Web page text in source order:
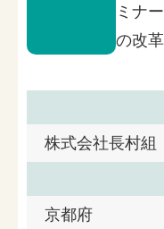
ミナ
の改
株式会社長村組
京都府